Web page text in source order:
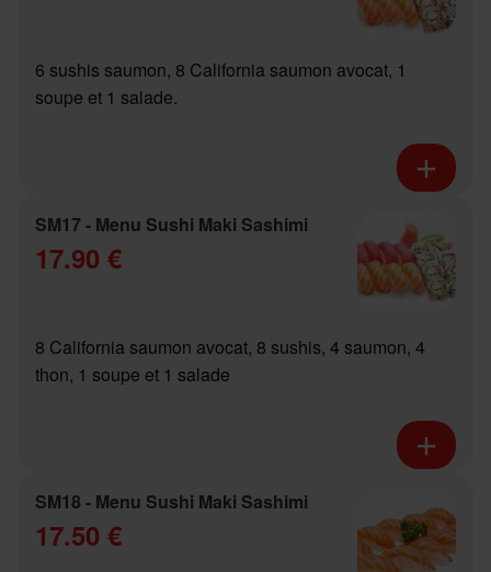
6 sushis saumon, 8 California saumon avocat, 1
soupe et 1 salade.
SM17 - Menu Sushi Maki Sashimi
17.90 €
8 California saumon avocat, 8 sushis, 4 saumon, 4
thon, 1 soupe et 1 salade
SM18 - Menu Sushi Maki Sashimi
17.50 €